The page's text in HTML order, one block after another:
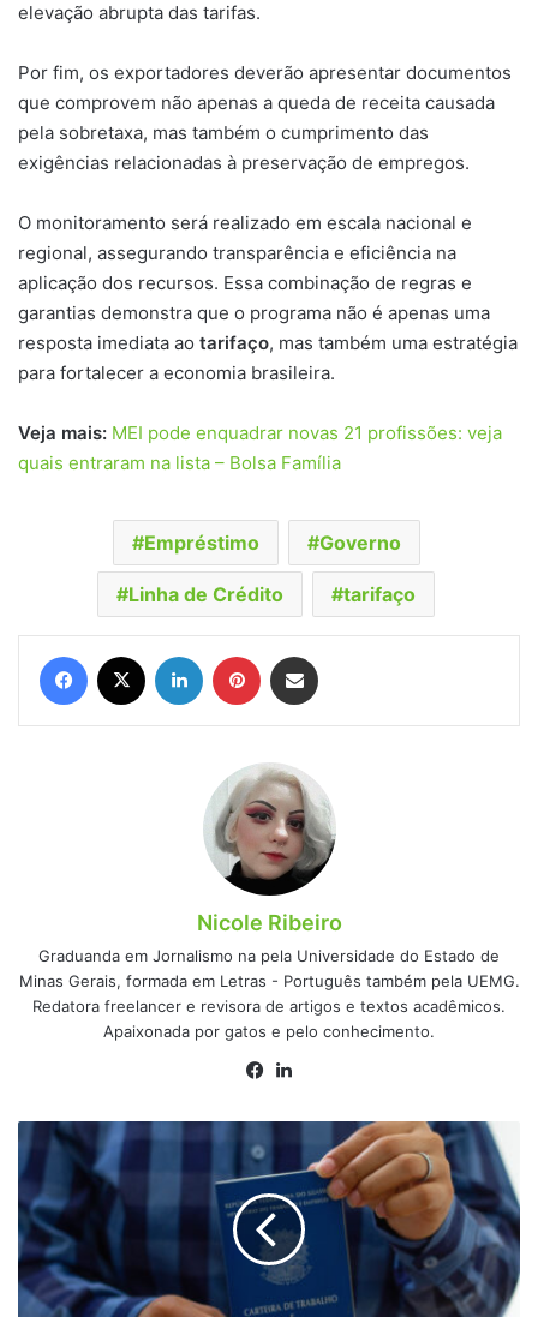
elevação abrupta das tarifas.
Por fim, os exportadores deverão apresentar documentos
que comprovem não apenas a queda de receita causada
pela sobretaxa, mas também o cumprimento das
exigências relacionadas à preservação de empregos.
O monitoramento será realizado em escala nacional e
regional, assegurando transparência e eficiência na
aplicação dos recursos. Essa combinação de regras e
garantias demonstra que o programa não é apenas uma
resposta imediata ao tarifaço, mas também uma estratégia
para fortalecer a economia brasileira.
Veja mais: MEI pode enquadrar novas 21 profissões: veja
quais entraram na lista – Bolsa Família
Empréstimo Governo
Linha de Crédito tarifaço
Facebook Linkedin Pinterest
Nicole Ribeiro
Graduanda em Jornalismo na pela Universidade do Estado de
Minas Gerais, formada em Letras - Português também pela UEMG.
Redatora freelancer e revisora de artigos e textos acadêmicos.
Apaixonada por gatos e pelo conhecimento.
Facebook
você
trabalhou
entre
os
anos
80